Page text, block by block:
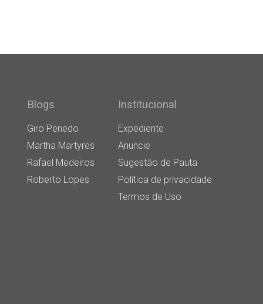
Blogs
Giro Penedo
Martha Martyres
Rafael Medeiros
Roberto Lopes
Institucional
Expediente
Anuncie
Sugestão de Pauta
Política de privacidade
Termos de Uso